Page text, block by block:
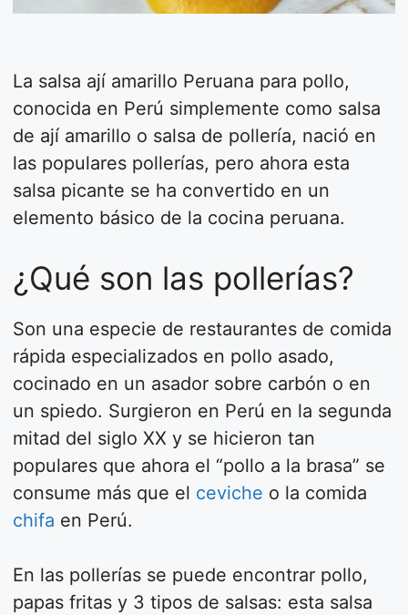
La salsa ají amarillo Peruana para pollo,
conocida en Perú simplemente como salsa
de ají amarillo o salsa de pollería, nació en
las populares pollerías, pero ahora esta
salsa picante se ha convertido en un
elemento básico de la cocina peruana.
¿Qué son las pollerías?
Son una especie de restaurantes de comida
rápida especializados en pollo asado,
cocinado en un asador sobre carbón o en
un spiedo. Surgieron en Perú en la segunda
mitad del siglo XX y se hicieron tan
populares que ahora el “pollo a la brasa” se
consume más que el ceviche o la comida
chifa en Perú.
En las pollerías se puede encontrar pollo,
papas fritas y 3 tipos de salsas: esta salsa